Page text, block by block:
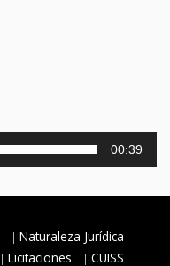
00:39
Naturaleza Jurídica
Licitaciones CUISS